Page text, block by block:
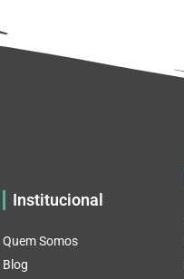
Institucional
Quem Somos
Blog